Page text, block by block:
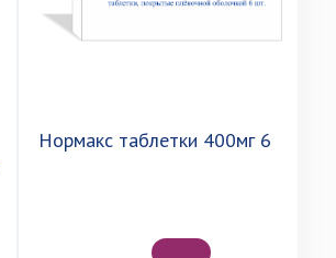
Нормакс таблетки 400мг 6